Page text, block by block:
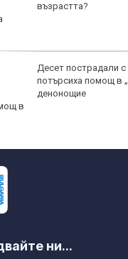
възрастта?
Десет пострадали с
потърсиха помощ в
денонощие
ни...